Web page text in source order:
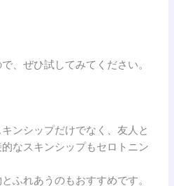
、ぜひ試してみてください。
ンシップだけでなく、友人と
なスキンシップもセロトニン
ふれあうのもおすすめです。